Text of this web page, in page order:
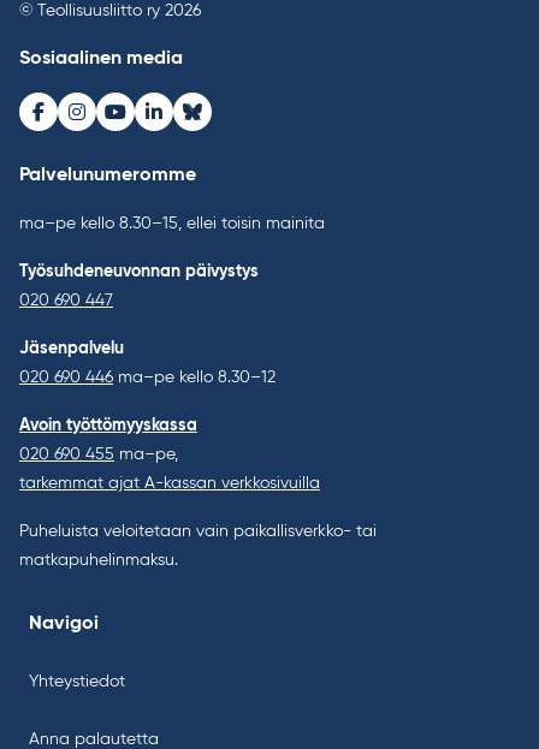
© Teollisuusliitto ry 2026
Sosiaalinen media
Facebook
Instagram
Youtube
LinkedInBluesky
Palvelunumeromme
ma–pe kello 8.30–15, ellei toisin mainita
Työsuhdeneuvonnan päivystys
020 690 447
Jäsenpalvelu
020 690 446 ma–pe kello 8.30–12
Avoin työttömyyskassa
020 690 455 ma–pe,
tarkemmat ajat A-kassan verkkosivuilla
Puheluista veloitetaan vain paikallisverkko- tai
matkapuhelinmaksu.
Navigoi
Yhteystiedot
Anna palautetta